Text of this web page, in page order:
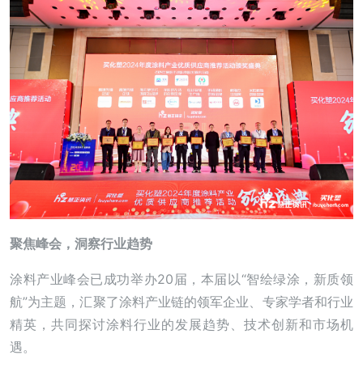
聚焦峰会，洞察行业趋势
涂料产业峰会已成功举办20届，本届以“智绘绿涂，新质领
航”为主题，汇聚了涂料产业链的领军企业、专家学者和行业
精英，共同探讨涂料行业的发展趋势、技术创新和市场机
遇。